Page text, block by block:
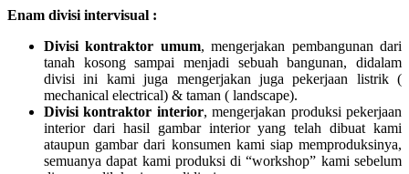
Enam divisi intervisual :
Divisi kontraktor umum, mengerjakan pembangunan dari
tanah kosong sampai menjadi sebuah bangunan, didalam
divisi ini kami juga mengerjakan juga pekerjaan listrik (
mechanical electrical) & taman ( landscape).
Divisi kontraktor interior, mengerjakan produksi pekerjaan
interior dari hasil gambar interior yang telah dibuat kami
ataupun gambar dari konsumen kami siap memproduksinya,
semuanya dapat kami produksi di “workshop” kami sebelum